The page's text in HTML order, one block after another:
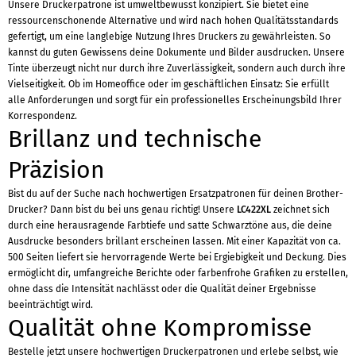
Unsere Druckerpatrone ist umweltbewusst konzipiert. Sie bietet eine
ressourcenschonende Alternative und wird nach hohen Qualitätsstandards
gefertigt, um eine langlebige Nutzung Ihres Druckers zu gewährleisten. So
kannst du guten Gewissens deine Dokumente und Bilder ausdrucken. Unsere
Tinte überzeugt nicht nur durch ihre Zuverlässigkeit, sondern auch durch ihre
Vielseitigkeit. Ob im Homeoffice oder im geschäftlichen Einsatz: Sie erfüllt
alle Anforderungen und sorgt für ein professionelles Erscheinungsbild Ihrer
Korrespondenz.
Brillanz und technische
Präzision
Bist du auf der Suche nach hochwertigen Ersatzpatronen für deinen Brother-
Drucker? Dann bist du bei uns genau richtig! Unsere LC422XL zeichnet sich
durch eine herausragende Farbtiefe und satte Schwarztöne aus, die deine
Ausdrucke besonders brillant erscheinen lassen. Mit einer Kapazität von ca.
500 Seiten liefert sie hervorragende Werte bei Ergiebigkeit und Deckung. Dies
ermöglicht dir, umfangreiche Berichte oder farbenfrohe Grafiken zu erstellen,
ohne dass die Intensität nachlässt oder die Qualität deiner Ergebnisse
beeinträchtigt wird.
Qualität ohne Kompromisse
Bestelle jetzt unsere hochwertigen Druckerpatronen und erlebe selbst, wie